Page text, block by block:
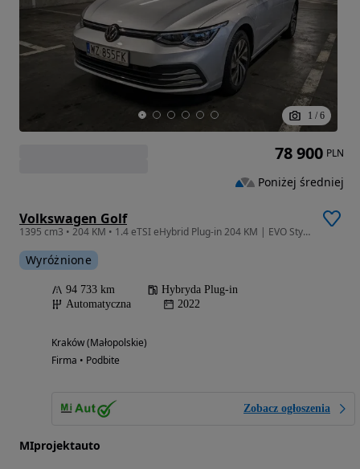
1 / 6
Volkswagen Golf
1395 cm3 • 204 KM • 1.4 eTSI eHybrid Plug-in 204 KM | EVO Style | Salon PL | serwis ASO
Wyróżnione
94 733 km
Hybryda Plug-in
Automatyczna
2022
Kraków (Małopolskie)
Firma • Podbite
Zobacz ogłoszenia
MIprojektauto
78 900 PLN
Poniżej średniej